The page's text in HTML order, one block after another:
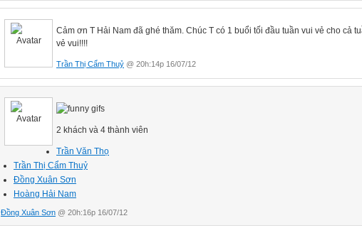
Cảm ơn T Hải Nam đã ghé thăm. Chúc T có 1 buổi tối đầu tuần vui vẻ cho cả
vẻ vui!!!!
Trần Thị Cẩm Thuỷ @ 20h:14p 16/07/12
2 khách và 4 thành viên
Trần Văn Thọ
Trần Thị Cẩm Thuỷ
Đồng Xuân Sơn
Hoàng Hải Nam
Đồng Xuân Sơn @ 20h:16p 16/07/12